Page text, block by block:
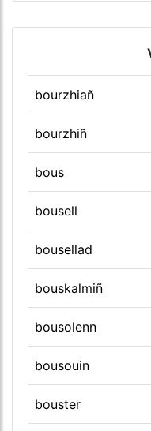
bourzhiañ
bourzhiñ
bous
bousell
bousellad
bouskalmiñ
bousolenn
bousouin
bouster